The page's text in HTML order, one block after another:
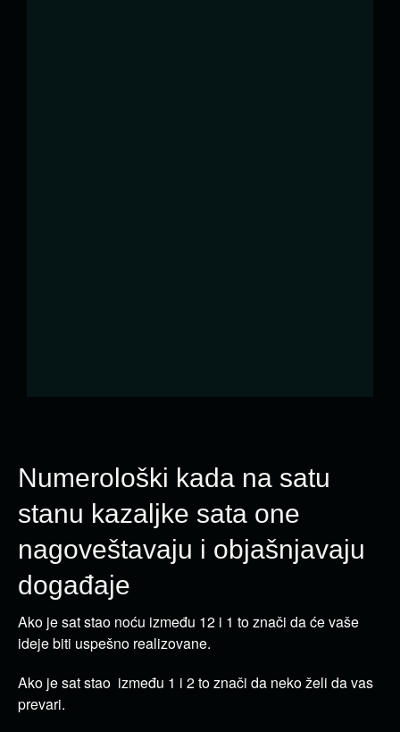
Numerološki kada na satu
stanu kazaljke sata one
nagoveštavaju i objašnjavaju
događaje
Ako je sat stao noću između 12 i 1 to znači da će vaše
ideje biti uspešno realizovane.
Ako je sat stao između 1 i 2 to znači da neko želi da vas
prevari.